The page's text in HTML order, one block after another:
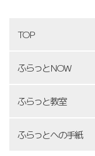
TOP
ふらっとNOW
ふらっと教室
ふらっとへの手紙